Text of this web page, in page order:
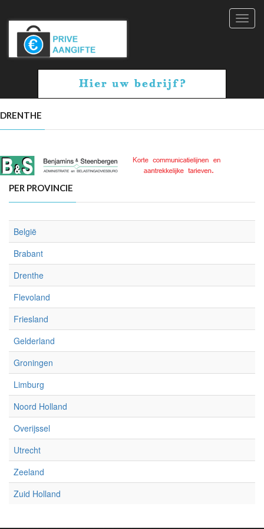
DRENTHE
PER PROVINCIE
België
Brabant
Drenthe
Flevoland
Friesland
Gelderland
Groningen
Limburg
Noord Holland
Overijssel
Utrecht
Zeeland
Zuid Holland